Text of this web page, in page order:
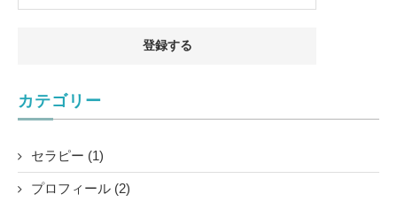
カテゴリー
セラピー (1)
プロフィール (2)